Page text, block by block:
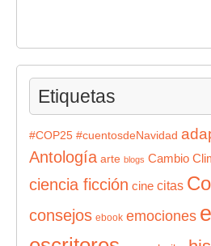
Etiquetas
#COP25 #cuentosdeNavidad
Antología arte blogs Cambio
ciencia ficción cine citas
consejos ebook emociones